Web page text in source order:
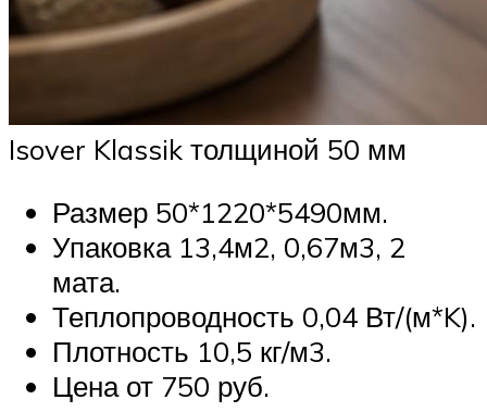
Isover Klassik толщиной 50 мм
Размер 50*1220*5490мм.
Упаковка 13,4м2, 0,67м3, 2
мата.
Теплопроводность 0,04 Вт/(м*K).
Плотность 10,5 кг/м3.
Цена от 750 руб.